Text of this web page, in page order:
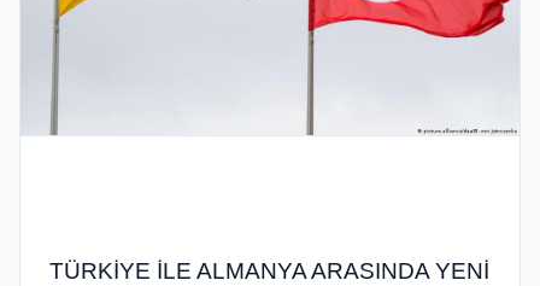
TÜRKİYE İLE ALMANYA ARASINDA YENİ